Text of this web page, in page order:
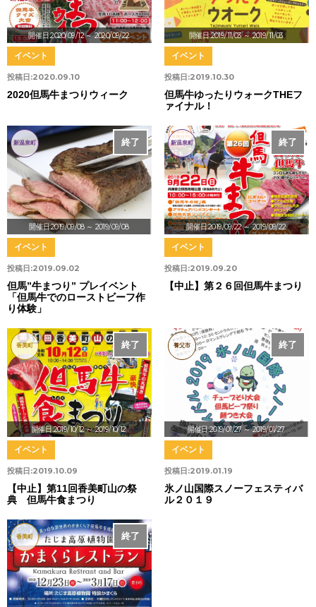
開催日:2020/09/12～ 2020/09/22
投稿日:2020.09.10
イベント
2020但馬牛まつりウィーク
開催日:2019/11/03～ 2019/11/03
投稿日:2019.10.30
イベント
但馬牛ゆったりウォークTHEフ
ァイナル！
開催日:2019/09/08 ～ 2019/09/08
終了
新温泉町
投稿日:2019.09.02
イベント
但馬”牛まつり” プレイベント
「但馬牛でのローストビーフ作
り体験」
開催日:2019/09/22～ 2019/09/22
終了
中止
新温泉町
投稿日:2019.09.20
イベント
【中止】第２６回但馬牛まつり
開催日:2019/10/12～ 2019/10/12
終了
中止
香美町
投稿日:2019.10.09
イベント
【中止】第11回香美町山の祭
典 但馬牛食まつり
開催日:2019/01/27 ～ 2019/01/27
終了
養父市
投稿日:2019.01.19
イベント
氷ノ山国際スノーフェスティバ
ル２０１９
終了
香美町